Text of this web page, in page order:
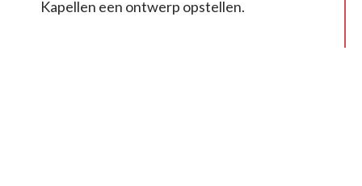
Kapellen een ontwerp opstellen.